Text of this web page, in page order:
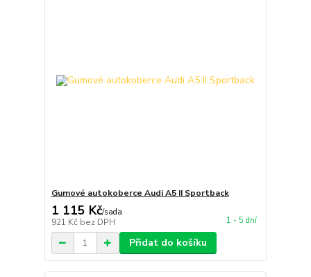
Gumové autokoberce Audi A5 II Sportback
1 115 Kč/sada
921 Kč bez DPH 1 - 5 dní
Přidat do košíku